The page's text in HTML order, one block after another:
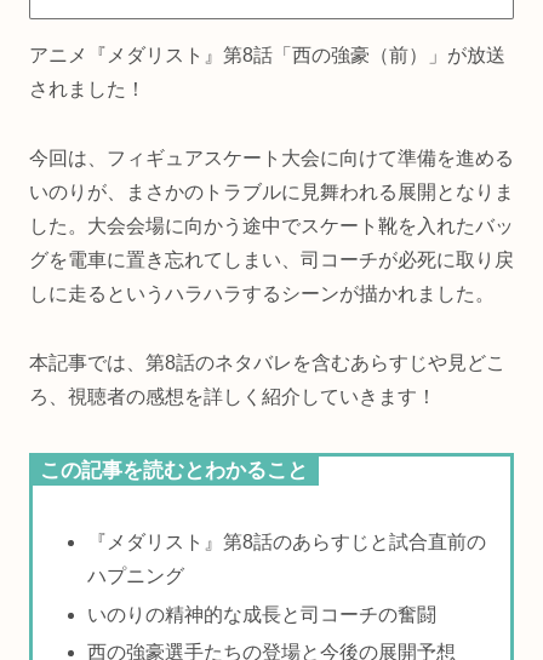
アニメ『メダリスト』第8話「西の強豪（前）」が放送
されました！
今回は、フィギュアスケート大会に向けて準備を進める
いのりが、まさかのトラブルに見舞われる展開となりま
した。大会会場に向かう途中でスケート靴を入れたバッ
グを電車に置き忘れてしまい、司コーチが必死に取り戻
しに走るというハラハラするシーンが描かれました。
本記事では、第8話のネタバレを含むあらすじや見どこ
ろ、視聴者の感想を詳しく紹介していきます！
この記事を読むとわかること
『メダリスト』第8話のあらすじと試合直前の
ハプニング
いのりの精神的な成長と司コーチの奮闘
西の強豪選手たちの登場と今後の展開予想